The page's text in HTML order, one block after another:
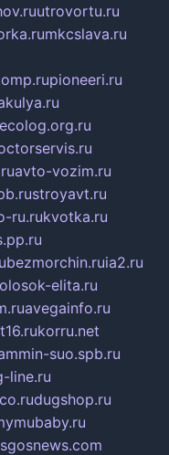
utrovortu.ru
mkcslava.ru
pioneeri.ru
ecolog.org.ru
avto-vozim.ru
stroyavt.ru
ru.rukvotka.ru
bezmorchin.ruia2.ru
elita.ru
avegainfo.ru
korru.net
suo.spb.ru
line.ru
dugshop.ru